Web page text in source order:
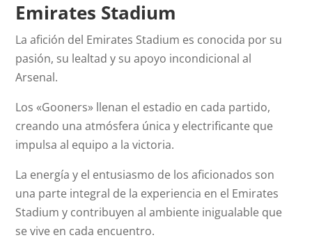
Emirates Stadium
La afición del Emirates Stadium es conocida por su
pasión, su lealtad y su apoyo incondicional al
Arsenal.
Los «Gooners» llenan el estadio en cada partido,
creando una atmósfera única y electrificante que
impulsa al equipo a la victoria.
La energía y el entusiasmo de los aficionados son
una parte integral de la experiencia en el Emirates
Stadium y contribuyen al ambiente inigualable que
se vive en cada encuentro.